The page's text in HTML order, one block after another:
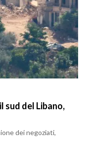
sud del Libano,
dei negoziati,